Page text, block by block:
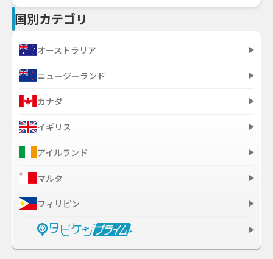
国別カテゴリ
オーストラリア
ニュージーランド
カナダ
イギリス
アイルランド
マルタ
フィリピン